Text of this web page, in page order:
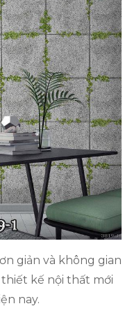
giản và không gian
kế nội thất mới
nay.